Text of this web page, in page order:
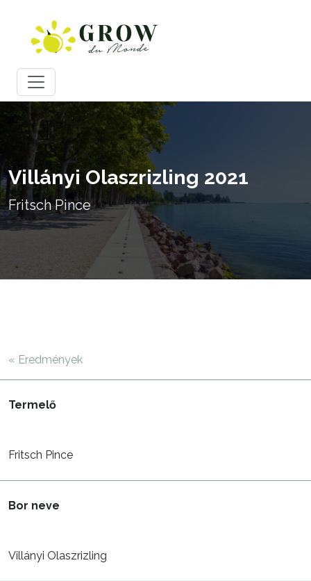
Villányi Olaszrizling 2021
Fritsch Pince
« Eredmények
Termelő
Fritsch Pince
Bor neve
Villányi Olaszrizling